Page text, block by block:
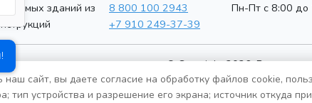
зданий из
8 800 100 2943
+7 910 249-37-39
Пн-Пт с 8:00 до
© Copyright 2026. Все права
Политика
36"
сайт, вы даете согласие на обработку файлов cookie,
тип устройства и разрешение его экрана; источник откуда